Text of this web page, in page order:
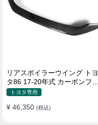
リアスポイラーウイング トヨ
タ86 17-20年式 カーボンファ
イバー 貼り付け装着
トヨタ専用
¥ 46,350 (税込)